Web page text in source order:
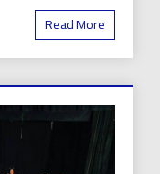
Read More